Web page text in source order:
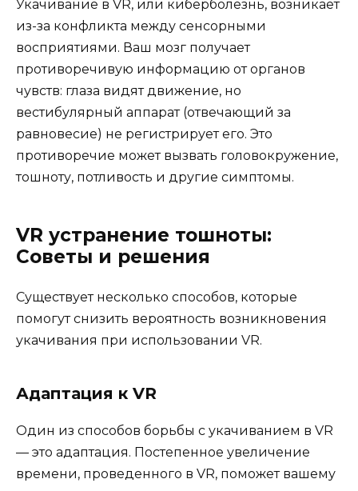
Укачивание в VR, или киберболезнь, возникает
из-за конфликта между сенсорными
восприятиями. Ваш мозг получает
противоречивую информацию от органов
чувств: глаза видят движение, но
вестибулярный аппарат (отвечающий за
равновесие) не регистрирует его. Это
противоречие может вызвать головокружение,
тошноту, потливость и другие симптомы.
VR устранение тошноты:
Советы и решения
Существует несколько способов, которые
помогут снизить вероятность возникновения
укачивания при использовании VR.
Адаптация к VR
Один из способов борьбы с укачиванием в VR
— это адаптация. Постепенное увеличение
времени, проведенного в VR, поможет вашему